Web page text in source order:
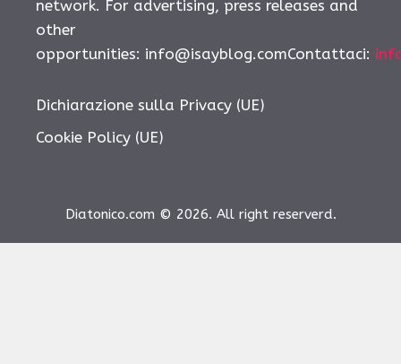
network. For advertising, press releases and
other
opportunities: info@isayblog.comContattaci:
Dichiarazione sulla Privacy (UE)
Cookie Policy (UE)
Diatonico.com © 2026. All right reserverd.